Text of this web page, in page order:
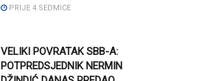
PRIJE 4 SEDMICE
VELIKI POVRATAK SBB-A:
POTPREDSJEDNIK NERMIN